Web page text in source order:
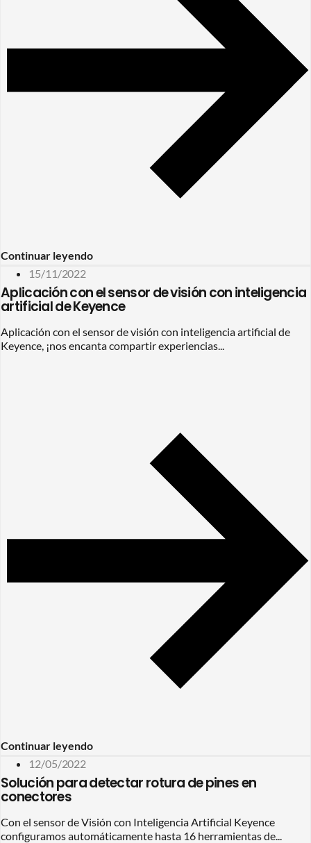
Continuar leyendo
15/11/2022
Aplicación con el sensor de visión con inteligencia
artificial de Keyence
Aplicación con el sensor de visión con inteligencia artificial de
Keyence​, ¡nos encanta compartir experiencias...
Continuar leyendo
12/05/2022
Solución para detectar rotura de pines en
conectores
Con el sensor de Visión con Inteligencia Artificial Keyence
configuramos automáticamente hasta 16 herramientas de...